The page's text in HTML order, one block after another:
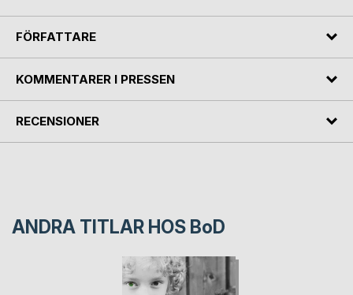
FÖRFATTARE
KOMMENTARER I PRESSEN
RECENSIONER
ANDRA TITLAR HOS BoD